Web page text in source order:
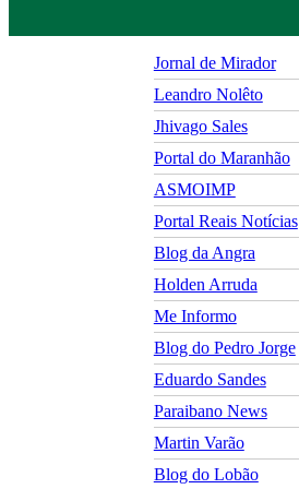
Jornal de Mirador
Leandro Nolêto
Jhivago Sales
Portal do Maranhão
ASMOIMP
Portal Reais Notí­cias
Blog da Angra
Holden Arruda
Me Informo
Blog do Pedro Jorge
Eduardo Sandes
Paraibano News
Martin Varão
Blog do Lobão